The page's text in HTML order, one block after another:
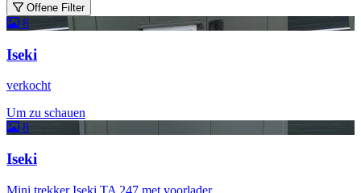
Offene Filter
8
Iseki
verkocht
Um zu schauen
8
Iseki
Mini trekker Iseki TA 247 met voorlader